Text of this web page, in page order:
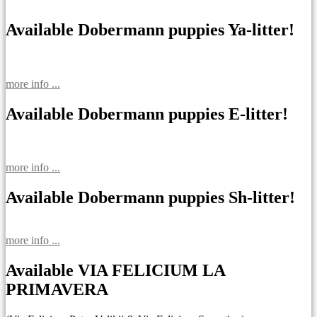
Available Dobermann puppies Ya-litter!
more info ...
Available Dobermann puppies E-litter!
more info ...
Available Dobermann puppies Sh-litter!
more info ...
Available VIA FELICIUM LA
PRIMAVERA